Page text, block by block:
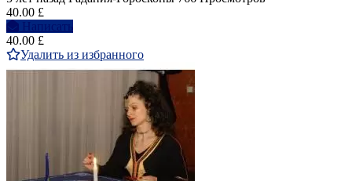
40.00 £
Написать
40.00 £
Удалить из избранного